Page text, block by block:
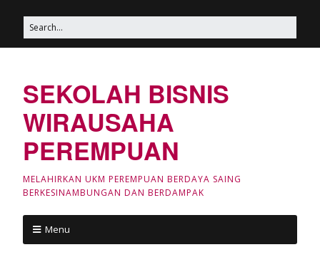
SEKOLAH BISNIS
WIRAUSAHA
PEREMPUAN
MELAHIRKAN UKM PEREMPUAN BERDAYA SAING
BERKESINAMBUNGAN DAN BERDAMPAK
Menu